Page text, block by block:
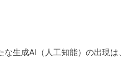
な生成AI（ 人工知能）の出現は、